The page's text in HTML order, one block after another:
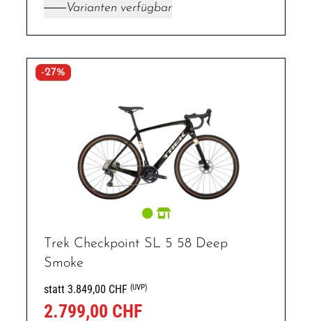
Varianten verfügbar
-27%
Trek Checkpoint SL 5 58 Deep
Smoke
statt 3.849,00 CHF(UVP)
2.799,00 CHF